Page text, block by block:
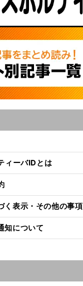
ィーバIDとは
く表示・その他の事項
知について